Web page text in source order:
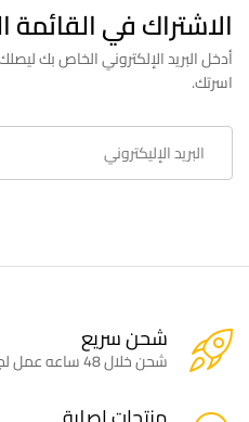
الاشتراك في القائمة
أدخل البريد الإلكتروني الخاص بك
اسرتك.
شحن سريع
شحن خلال 48 ساعه عمل لجميع دول الخليج